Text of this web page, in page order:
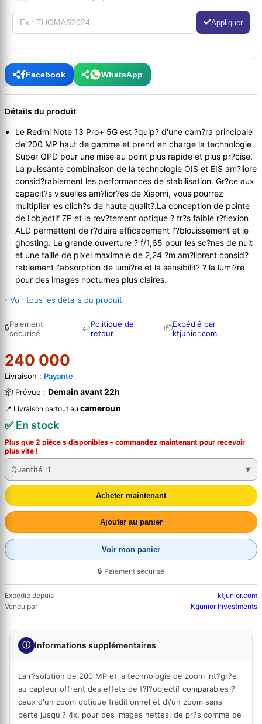
Appliquer
Facebook WhatsApp
Détails du produit
Le Redmi Note 13 Pro+ 5G est ?quip? d'une cam?ra principale
de 200 MP haut de gamme et prend en charge la technologie
Super QPD pour une mise au point plus rapide et plus pr?cise.
La puissante combinaison de la technologie OIS et EIS am?liore
consid?rablement les performances de stabilisation. Gr?ce aux
capacit?s visuelles am?lior?es de Xiaomi, vous pourrez
multiplier les clich?s de haute qualit?.La conception de pointe
de l'objectif 7P et le rev?tement optique ? tr?s faible r?flexion
ALD permettent de r?duire efficacement l'?blouissement et le
ghosting. La grande ouverture ? f/1,65 pour les sc?nes de nuit
et une taille de pixel maximale de 2,24 ?m am?liorent consid?
rablement l'absorption de lumi?re et la sensibilit? ? la lumi?re
pour des images nocturnes plus claires.
› Voir tous les détails du produit
🔒Paiement
sécurisé
↩Politique de
retour
📦Expédié par
ktjunior.com
240 000
Livraison : Payante
📦 Prévue : Demain avant 22h
📍 Livraison partout au cameroun
✅ En stock
Plus que 2 pièce s disponibles – commandez maintenant pour recevoir
plus vite !
Quantité :1
Acheter maintenant
Ajouter au panier
Voir mon panier
🔒 Paiement sécurisé
Expédié depuis
ktjunior.com
Vendu par
Ktjunior Investments
ⓘ Informations supplémentaires
La r?solution de 200 MP et la technologie de zoom int?gr?e
au capteur offrent des effets de t?l?objectif comparables ?
ceux d'un zoom optique traditionnel et d\'un zoom sans
perte jusqu'? 4x, pour des images nettes, de pr?s comme de